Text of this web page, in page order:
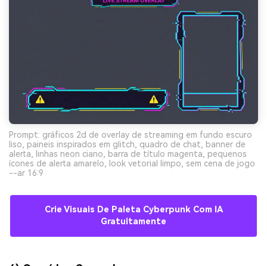
Prompt: gráficos 2d de overlay de streaming em fundo escuro
liso, paineis inspirados em glitch, quadro de chat, banner de
alerta, linhas neon ciano, barra de título magenta, pequenos
ícones de alerta amarelo, look vetorial limpo, sem cena de jogo
--ar 16:9
Crie Visuais De Paleta Cyberpunk Com IA
Gratuitamente